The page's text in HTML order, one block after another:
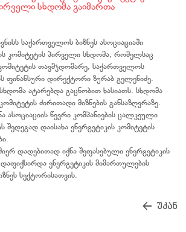
სხდომა გაიმართა
საქართველოს ბიზნეს ასოციაციაში
კომიტეტის პირველი სხდომა, რომელსაც
თავმჯდომარე, საქართველოს
ფინანსური დირექტორი ზურაბ გელენიძე.
ატარებდა გაცნობით ხასიათს. სხდომა
ძირითადი მიზნების განსაზღვრაზე.
ასოციაციის წევრი კომპანიების ცალკეული
შედეგად დაისახა ენერგეტიკის კომიტეტის
დადებითად იქნა შეფასებული ენერგეტიკის
დაფიქსირდა ენერგეტიკის მიმართულების
სექტორისათვის.
უკან